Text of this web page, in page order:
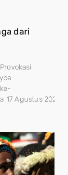
dari
17 Agustus